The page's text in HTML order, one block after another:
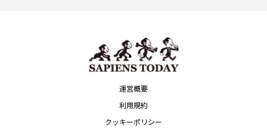
運営概要
利用規約
クッキーポリシー